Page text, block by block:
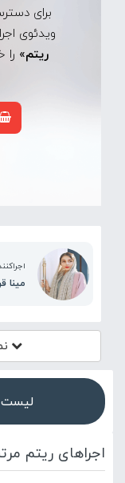
ویدئوی
ریتم»
مینا
لیست
اجراهای ریتم